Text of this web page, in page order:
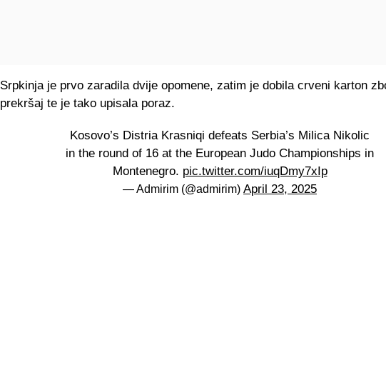
Srpkinja je prvo zaradila dvije opomene, zatim je dobila crveni karton
prekršaj te je tako upisala poraz.
Kosovo’s Distria Krasniqi defeats Serbia’s Milica Nikolic
in the round of 16 at the European Judo Championships in
Montenegro. pic.twitter.com/iuqDmy7xIp
— Admirim (@admirim) April 23, 2025